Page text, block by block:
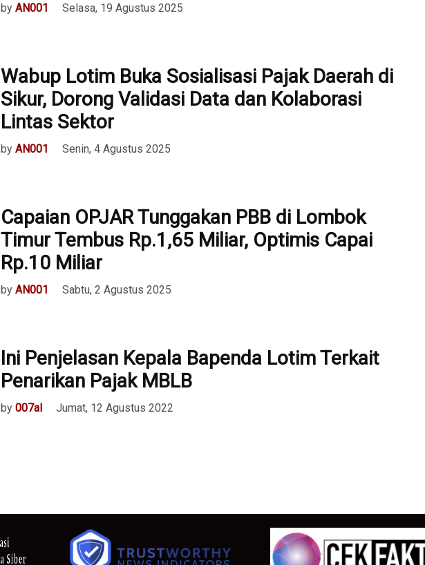
by AN001 Selasa, 19 Agustus 2025
Wabup Lotim Buka Sosialisasi Pajak Daerah di
Sikur, Dorong Validasi Data dan Kolaborasi
Lintas Sektor
by AN001 Senin, 4 Agustus 2025
Capaian OPJAR Tunggakan PBB di Lombok
Timur Tembus Rp.1,65 Miliar, Optimis Capai
Rp.10 Miliar
by AN001 Sabtu, 2 Agustus 2025
Ini Penjelasan Kepala Bapenda Lotim Terkait
Penarikan Pajak MBLB
by 007al Jumat, 12 Agustus 2022